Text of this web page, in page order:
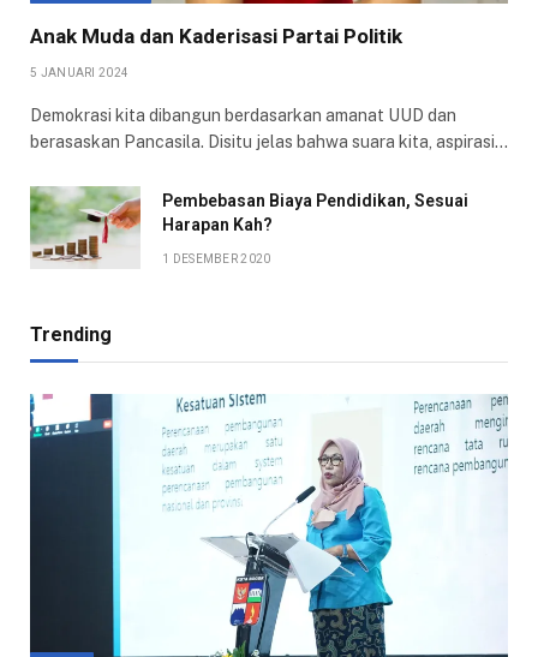
Anak Muda dan Kaderisasi Partai Politik
5 JANUARI 2024
Demokrasi kita dibangun berdasarkan amanat UUD dan
berasaskan Pancasila. Disitu jelas bahwa suara kita, aspirasi…
Pembebasan Biaya Pendidikan, Sesuai
Harapan Kah?
1 DESEMBER 2020
Trending